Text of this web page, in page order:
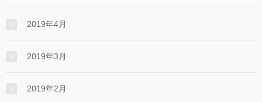
2019年4月
2019年3月
2019年2月